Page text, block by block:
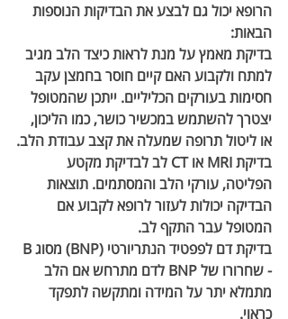
הרופא יכול גם לבצע את הבדיקות הנוספות
הבאות:
בדיקת מאמץ על מנת לראות כיצד הלב מגיב
למתח ולקבוע האם קיים חוסר בחמצן עקב
חסימות בעורקים הכליליים. ייתכן שהמטופל
יצטרך להשתמש במכשיר כושר, כמו הליכון,
או ליטול תרופה שמעלה את קצב עבודת הלב.
בדיקת MRI או CT לב
לבדיקת מקטע
הפליטה, עורקי הלב והמסתמים. תוצאות
הבדיקה יכולות לעזור לרופא לקבוע אם
המטופל עבר התקף לב.
בדיקת דם לפפטיד הנתריורטי (BNP) מסוג B
- שחרורו של BNP לדם מתרחש אם הלב
מתמלא יתר על המידה ומתקשה לתפקד
כראוי.